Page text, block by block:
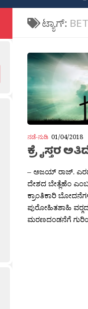
ಟ್ಯಾಗ್:
ನಡೆ-ನುಡಿ 01/04/2018
ಕ್ರೈಸ್ತರ
– ಅಜಯ್ ರಾಜ್.
ದೇಶದ ಬೇತ್ಲೆಹೆಂ
ಕ್ರಾಂತಿಕಾರಿ
ಪುರೋಹಿತಶಾಹಿ
ಮರಣದಂಡನೆಗೆ